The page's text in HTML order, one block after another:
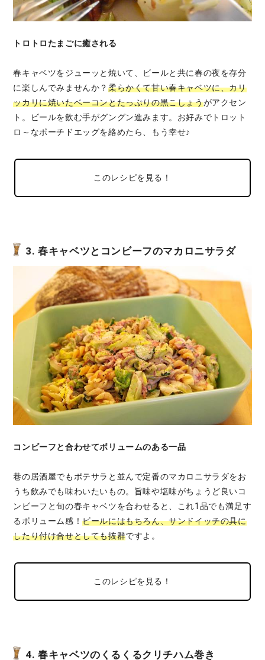
トロトロたまごに癒される
春キャベツをジューッと焼いて、ビールと共に春の夜を存分
に楽しんでみませんか？ 柔らかくて甘い春キャベツに、カリ
ッカリに焼いたベーコンとたっぷりの黒こしょうがアクセン
ト。ビールを飲む手がグングン進みます。お好みでトロット
ロ～なポーチドエッグを絡めたら、もう幸せ♪
このレシピを見る！
3. 春キャベツとコンビーフのマカロニサラダ
コンビーフと合わせてボリュームのある一品
巷の居酒屋でもポテサラと並んで定番のマカロニサラダをお
うち飲みでも味わいたいもの。旨味や塩味がちょうど良いコ
ンビーフと旬の春キャベツを合わせると、これ1品でも満足す
るボリューム感！ビールにはもちろん、サンドイッチの具に
したり付け合せとしても抜群ですよ。
このレシピを見る！
4. 春キャベツのくるくるクリチハム巻き